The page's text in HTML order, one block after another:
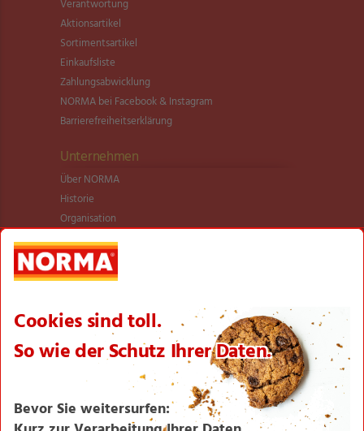
Verantwortung
Aktionsartikel
Sortimentsartikel
Einkaufsliste
Zahlungsabwicklung
NORMA bei Facebook & Instagram
Barrierefreiheitserklärung
Unternehmen
Über NORMA
Historie
Organisation
International
Logistik
Filialnetz
Karriere
Verantwortung/CSR
NORMA News